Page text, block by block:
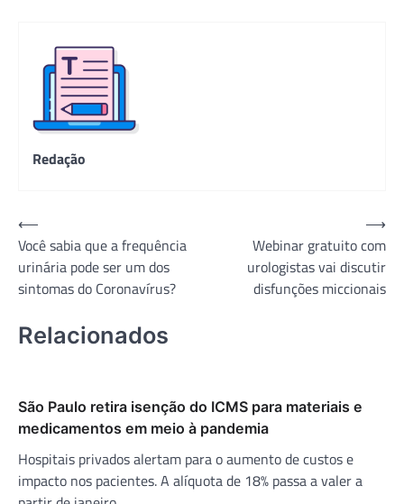
Redação
Navegação
de
Post
⟵
Você sabia que a frequência
urinária pode ser um dos
sintomas do Coronavírus?
Webinar gratuito com
urologistas vai discutir
disfunções miccionais
⟶
Relacionados
São Paulo retira isenção do ICMS para materiais e
medicamentos em meio à pandemia
Hospitais privados alertam para o aumento de custos e
impacto nos pacientes. A alíquota de 18% passa a valer a